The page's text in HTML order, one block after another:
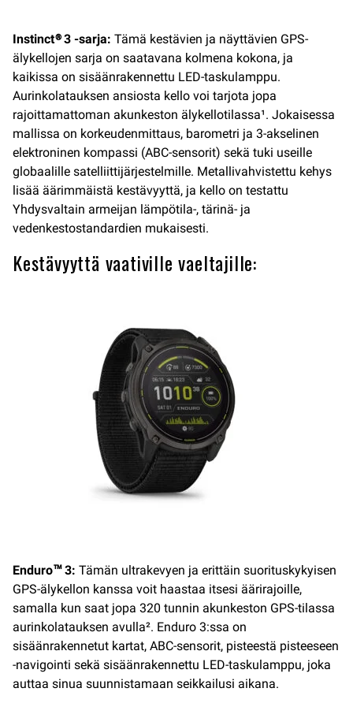
Instinct® 3 -sarja: Tämä kestävien ja näyttävien GPS-
älykellojen sarja on saatavana kolmena kokona, ja
kaikissa on sisäänrakennettu LED-taskulamppu.
Aurinkolatauksen ansiosta kello voi tarjota jopa
rajoittamattoman akunkeston älykellotilassa¹. Jokaisessa
mallissa on korkeudenmittaus, barometri ja 3-akselinen
elektroninen kompassi (ABC-sensorit) sekä tuki useille
globaalille satelliittijärjestelmille. Metallivahvistettu kehys
lisää äärimmäistä kestävyyttä, ja kello on testattu
Yhdysvaltain armeijan lämpötila-, tärinä- ja
vedenkestostandardien mukaisesti.
Kestävyyttä vaativille vaeltajille:
Enduro™ 3: Tämän ultrakevyen ja erittäin suorituskykyisen
GPS-älykellon kanssa voit haastaa itsesi äärirajoille,
samalla kun saat jopa 320 tunnin akunkeston GPS-tilassa
aurinkolatauksen avulla². Enduro 3:ssa on
sisäänrakennetut kartat, ABC-sensorit, pisteestä pisteeseen
-navigointi sekä sisäänrakennettu LED-taskulamppu, joka
auttaa sinua suunnistamaan seikkailusi aikana.